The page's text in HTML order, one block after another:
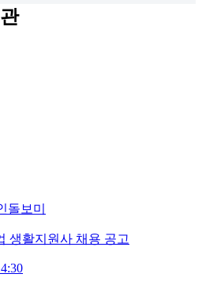
돌보미
생활지원사 채용 공고